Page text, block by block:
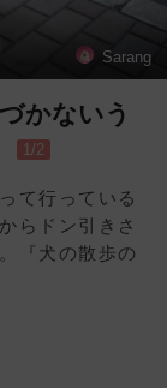
Sarang
かないう
1/2
て行っている
らドン引きさ
『犬の散歩の